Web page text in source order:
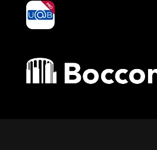
yoU@B
Bocconi shop